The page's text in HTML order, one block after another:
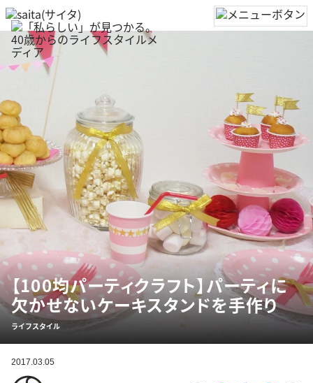
【100均パーティクラフト】パーティに
欠かせないケーキスタンドを手作り
ライフスタイル
2017.03.05